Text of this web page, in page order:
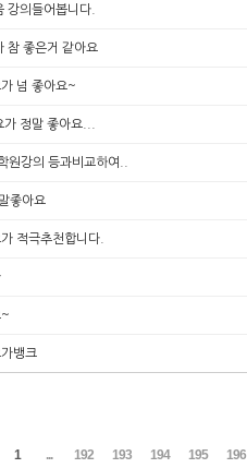
강의들어봅니다.
참 좋은거 같아요
넘 좋아요~
가 정말 좋아요...
원강의 등과비교하여..
좋아요
적극추천합니다.
~
뱅크
1 ... 192 193 194 195 196